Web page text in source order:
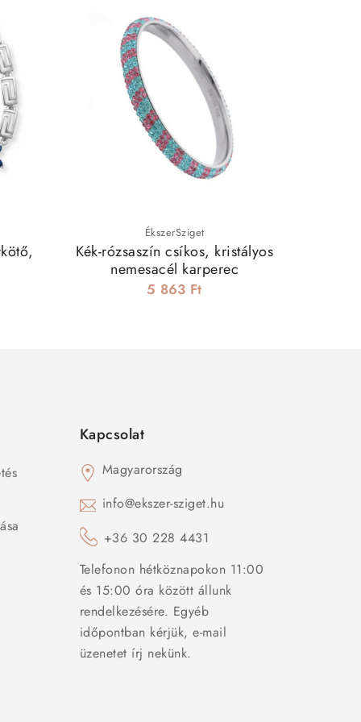
ÉkszerSziget
Kék-rózsaszín csíkos, kristályos
nemesacél karperec
5 863 Ft
Kapcsolat
Magyarország
info@ekszer-sziget.hu
+36 30 228 4431
Telefonon hétköznapokon 11:00
és 15:00 óra között állunk
rendelkezésére. Egyéb
időpontban kérjük, e-mail
üzenetet írj nekünk.